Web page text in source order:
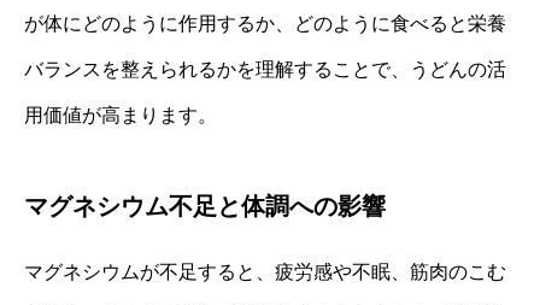
が体にどのように作用するか、どのように食べると栄養
バランスを整えられるかを理解することで、うどんの活
用価値が高まります。
マグネシウム不足と体調への影響
マグネシウムが不足すると、疲労感や不眠、筋肉のこむ